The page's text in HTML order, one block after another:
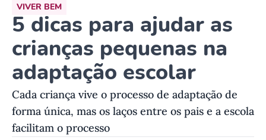
VIVER BEM
5 dicas para ajudar as
crianças pequenas na
adaptação escolar
Cada criança vive o processo de adaptação de
forma única, mas os laços entre os pais e a escola
facilitam o processo